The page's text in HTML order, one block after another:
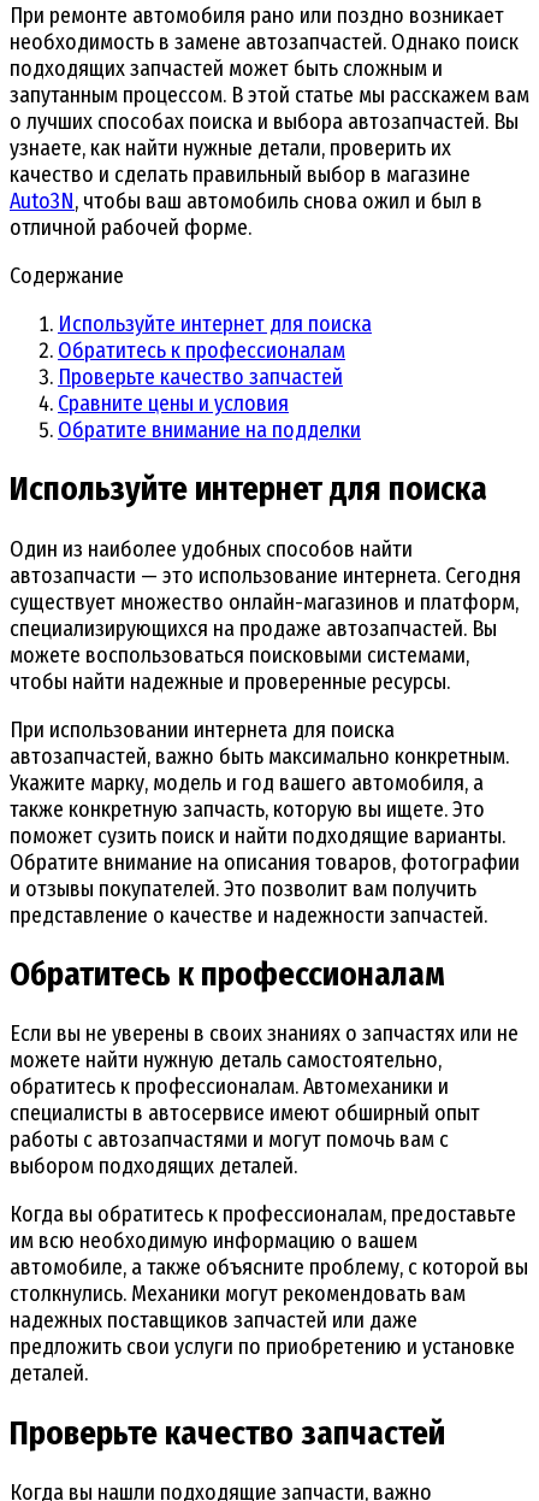
При ремонте автомобиля рано или поздно возникает
необходимость в замене автозапчастей. Однако поиск
подходящих запчастей может быть сложным и
запутанным процессом. В этой статье мы расскажем вам
о лучших способах поиска и выбора автозапчастей. Вы
узнаете, как найти нужные детали, проверить их
качество и сделать правильный выбор в магазине
Auto3N, чтобы ваш автомобиль снова ожил и был в
отличной рабочей форме.
Содержание
Используйте интернет для поиска
Обратитесь к профессионалам
Проверьте качество запчастей
Сравните цены и условия
Обратите внимание на подделки
Используйте интернет для поиска
Один из наиболее удобных способов найти
автозапчасти — это использование интернета. Сегодня
существует множество онлайн-магазинов и платформ,
специализирующихся на продаже автозапчастей. Вы
можете воспользоваться поисковыми системами,
чтобы найти надежные и проверенные ресурсы.
При использовании интернета для поиска
автозапчастей, важно быть максимально конкретным.
Укажите марку, модель и год вашего автомобиля, а
также конкретную запчасть, которую вы ищете. Это
поможет сузить поиск и найти подходящие варианты.
Обратите внимание на описания товаров, фотографии
и отзывы покупателей. Это позволит вам получить
представление о качестве и надежности запчастей.
Обратитесь к профессионалам
Если вы не уверены в своих знаниях о запчастях или не
можете найти нужную деталь самостоятельно,
обратитесь к профессионалам. Автомеханики и
специалисты в автосервисе имеют обширный опыт
работы с автозапчастями и могут помочь вам с
выбором подходящих деталей.
Когда вы обратитесь к профессионалам, предоставьте
им всю необходимую информацию о вашем
автомобиле, а также объясните проблему, с которой вы
столкнулись. Механики могут рекомендовать вам
надежных поставщиков запчастей или даже
предложить свои услуги по приобретению и установке
деталей.
Проверьте качество запчастей
Когда вы нашли подходящие запчасти, важно